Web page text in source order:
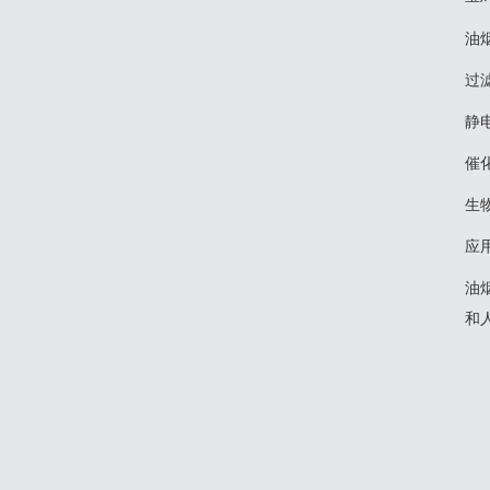
油
过
静
催
生
应
油
和